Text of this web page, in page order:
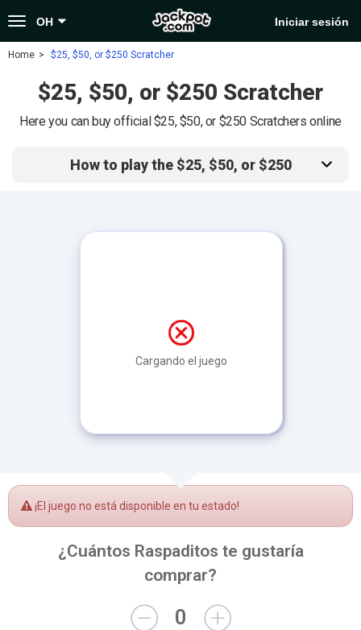
Toggle
navigation
OH Iniciar sesión
Home $25, $50, or $250 Scratcher
$25, $50, or $250 Scratcher
Here you can buy official $25, $50, or $250 Scratchers online
How to play the $25, $50, or $250
Cargando el juego
¡El juego no está disponible en tu estado!
¿Cuántos Raspaditos te gustaría
comprar?
0